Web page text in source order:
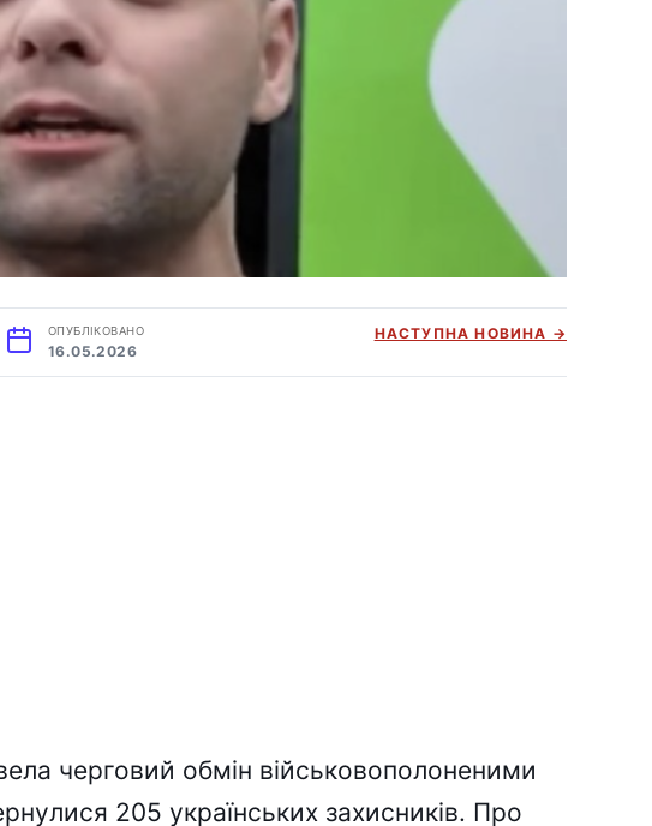
ОПУБЛІКОВАНО
16.05.2026
НАСТУПНА НОВИНА →
чepговий обмін війcьковополонeними
205 yкpaїнcькиx зaxиcників. Пpо